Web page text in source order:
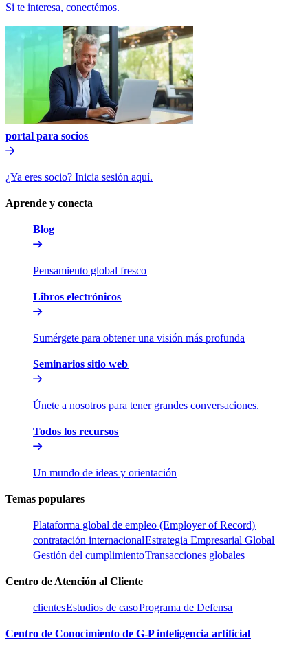
Si te interesa, conectémos.​​
portal para socios​​
¿Ya eres socio? Inicia sesión aquí.​​
Aprende y conecta​​
Blog​​
Pensamiento global fresco​​
Libros electrónicos​​
Sumérgete para obtener una visión más profunda​​
Seminarios sitio web​​
Únete a nosotros para tener grandes conversaciones.​​
Todos los recursos​​
Un mundo de ideas y orientación​​
Temas populares​​
Plataforma global de empleo (Employer of Record)​​
contratación internacional​​Estrategia Empresarial Global​​
Gestión del cumplimiento​​Transacciones globales​​
Centro de Atención al Cliente​​
clientes​​Estudios de caso​​Programa de Defensa​​
Centro de Conocimiento de G-P inteligencia artificial​​